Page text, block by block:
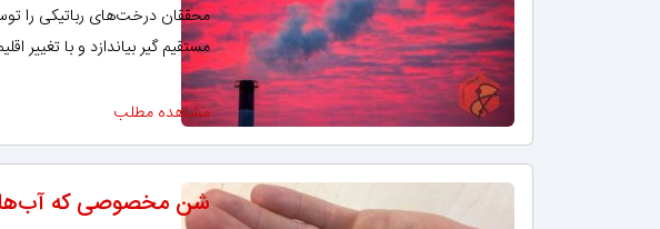
محققان درخت‌های رباتیکی را
مستقیم گیر بیاندازد و با تغییر
مشاهده مطلب
شن مخصوصی که آب‌های